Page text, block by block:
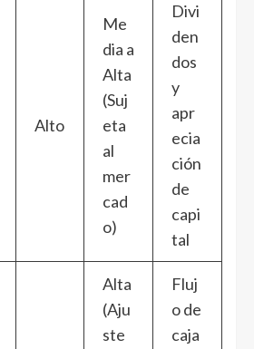
Alto
Me
dia a
Alta
(Suj
eta
al
mer
cad
o)
Divi
den
dos
y
apr
ecia
ción
de
capi
tal
Alta
(Aju
ste
Fluj
o de
caja